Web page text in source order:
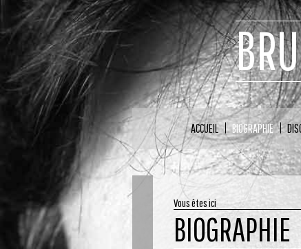
ACCUEIL BIOGRAPHIE
Vous êtes ici
BIOGRAPHIE